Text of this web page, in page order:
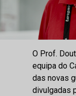
O Prof.
equipa do
das novas
divulgadas